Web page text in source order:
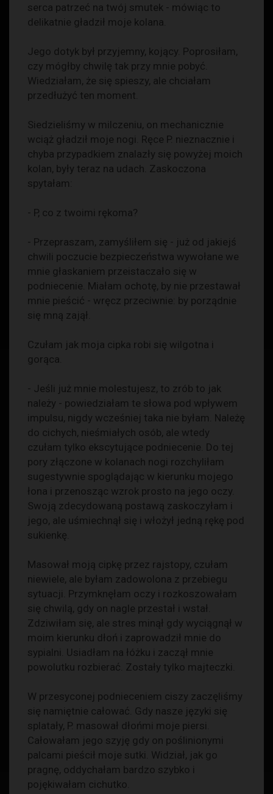
serca patrzeć na twój smutek - mówiąc to
delikatnie gładził moje kolana.
Jego dotyk był przyjemny, kojący. Poprosiłam,
czy mógłby chwilę tak przy mnie pobyć.
Wiedziałam, że się spieszy, ale chciałam
przedłużyć ten moment.
Siedzieliśmy w milczeniu, on mechanicznie
wciąż gładził moje nogi. Ręce P. nieznacznie i
chyba przypadkiem znalazły się powyżej moich
kolan, były teraz na udach. Zaskoczona
spytałam:
- P, co z twoimi rękoma?
- Przepraszam, zamyśliłem się - już od jakiejś
chwili poczucie bezpieczeństwa wywołane we
mnie głaskaniem przeistaczało się w
podniecenie. Miałam ochotę, by nie przestawał
mnie pieścić - wręcz przeciwnie: by porządnie
się mną zajął.
Czułam jak moja cipka robi się wilgotna i
gorąca.
- Jeśli już mnie molestujesz, to zrób to jak
należy - powiedziałam te słowa pod wpływem
impulsu, nigdy wcześniej taka nie byłam. Należę
do cichych, nieśmiałych osób, ale wtedy
czułam tylko ekscytujące podniecenie. Do tej
pory złączone w kolanach nogi rozchyliłam
sugestywnie spoglądając w kierunku mojego
łona i przenosząc wzrok prosto na jego oczy.
Swoją zdecydowaną postawą zaskoczyłam i
jego, ale uśmiechnął się i włożył jedną rękę pod
sukienkę.
Masował moją cipkę przez rajstopy, czułam
niewiele, ale byłam zadowolona z przebiegu
sytuacji. Przymknęłam oczy i rozkoszowałam
się chwilą, gdy on nagle przestał i wstał.
Zdziwiłam się, ale stres minął gdy wyciągnął w
moim kierunku dłoń i zaprowadził mnie do
sypialni. Usiadłam na łóżku i zaczął mnie
powolutku rozbierać. Zostały tylko majteczki.
W przesyconej podnieceniem ciszy zaczęliśmy
się namiętnie całować. Gdy nasze języki się
splatały, P. masował dłońmi moje piersi.
Całowałam jego szyję gdy on poślinionymi
palcami pieścił moje sutki. Widział, jak go
pragnę, oddychałam bardzo szybko i
pojękiwałam cichutko.